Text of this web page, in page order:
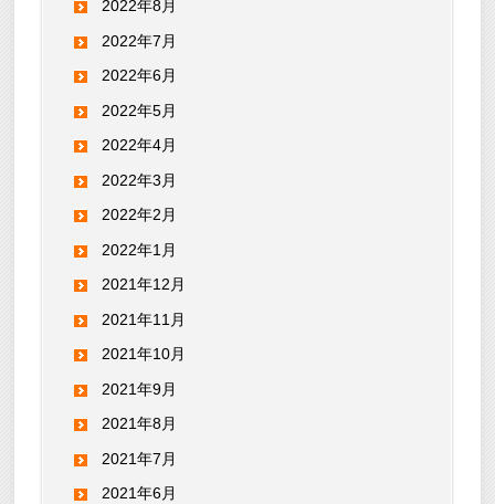
2022年8月
2022年7月
2022年6月
2022年5月
2022年4月
2022年3月
2022年2月
2022年1月
2021年12月
2021年11月
2021年10月
2021年9月
2021年8月
2021年7月
2021年6月